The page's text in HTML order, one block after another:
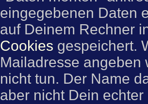
eingegebenen Daten
auf Deinem Rechner
Cookies gespeichert.
Mailadresse angeben
nicht tun. Der Name
aber nicht Dein